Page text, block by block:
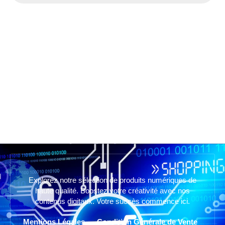
Explorez notre sélection de produits numériques de
haute qualité. Boostez votre créativité avec nos
contenus digitaux. Votre succès commence ici.
Mentions Légales Condition Générale de Vente